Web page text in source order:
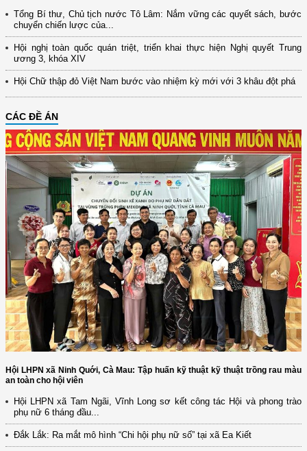
Tổng Bí thư, Chủ tịch nước Tô Lâm: Nắm vững các quyết sách, bước
chuyển chiến lược của...
Hội nghị toàn quốc quán triệt, triển khai thực hiện Nghị quyết Trung
ương 3, khóa XIV
Hội Chữ thập đỏ Việt Nam bước vào nhiệm kỳ mới với 3 khâu đột phá
CÁC ĐỀ ÁN
Hội LHPN xã Ninh Quới, Cà Mau: Tập huấn kỹ thuật kỹ thuật trồng rau màu
an toàn cho hội viên
Hội LHPN xã Tam Ngãi, Vĩnh Long sơ kết công tác Hội và phong trào
phụ nữ 6 tháng đầu...
Đắk Lắk: Ra mắt mô hình “Chi hội phụ nữ số” tại xã Ea Kiết